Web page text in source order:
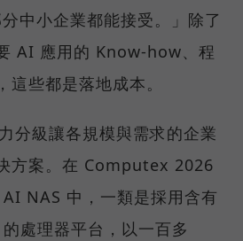
中小企業都能接受。」除了
AI 應用的 Know-how、程
些都是落地成本。
分級讓各規模與需求的企業
方案。在 Computex 2026
NAS 中，一類是採用含有
處理器平台，以一百多